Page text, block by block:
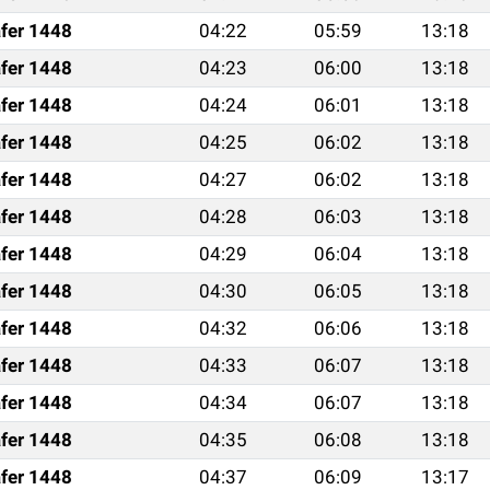
1448
04:22 05:59
13:18
1448
04:23 06:00
13:18
1448
04:24 06:01
13:18
1448
04:25 06:02
13:18
1448
04:27 06:02
13:18
1448
04:28 06:03
13:18
1448
04:29 06:04
13:18
1448
04:30 06:05
13:18
1448
04:32 06:06
13:18
1448
04:33 06:07
13:18
1448
04:34 06:07
13:18
1448
04:35 06:08
13:18
1448
04:37 06:09 13:17